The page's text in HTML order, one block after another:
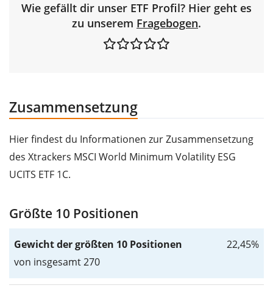
Wie gefällt dir unser ETF Profil? Hier geht es
zu unserem Fragebogen.
Zusammensetzung
Hier findest du Informationen zur Zusammensetzung
des Xtrackers MSCI World Minimum Volatility ESG
UCITS ETF 1C.
Größte 10 Positionen
Gewicht der größten 10 Positionen
von insgesamt 270
22,45%